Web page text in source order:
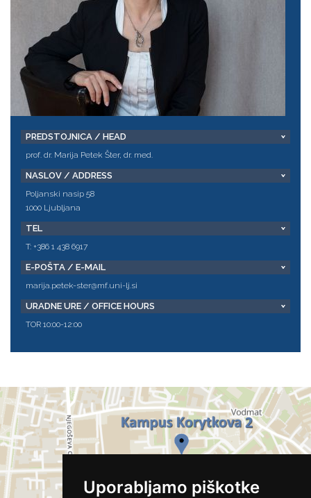
Uporabljamo piškotke
PREDSTOJNICA / HEAD
prof. dr. Marija Petek Šter, dr. med.
NASLOV / ADDRESS
Poljanski nasip 58
1000 Ljubljana
TEL
T: +386 1 438 6917
E-POŠTA / E-MAIL
marija.petek-ster@mf.uni-lj.si
URADNE URE / OFFICE HOURS
TOR 10:00-12:00